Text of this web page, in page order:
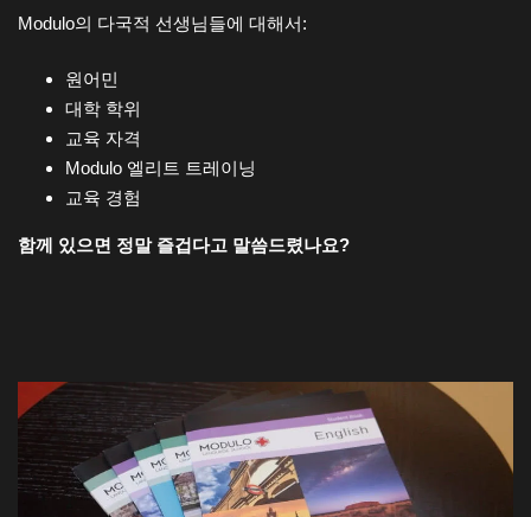
Modulo의 다국적 선생님들에 대해서:
원어민
대학 학위
교육 자격
Modulo 엘리트 트레이닝
교육 경험
함께 있으면 정말 즐겁다고 말씀드렸나요?